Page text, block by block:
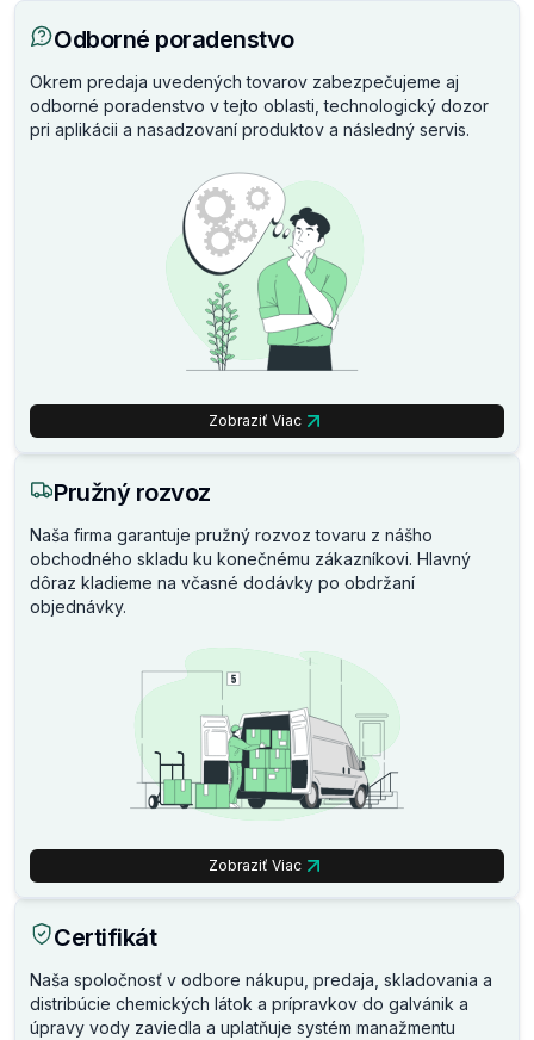
Odborné poradenstvo
Okrem predaja uvedených tovarov zabezpečujeme aj
odborné poradenstvo v tejto oblasti, technologický dozor
pri aplikácii a nasadzovaní produktov a následný servis.
Zobraziť Viac
Pružný rozvoz
Naša firma garantuje pružný rozvoz tovaru z nášho
obchodného skladu ku konečnému zákazníkovi. Hlavný
dôraz kladieme na včasné dodávky po obdržaní
objednávky.
Zobraziť Viac
Certifikát
Naša spoločnosť v odbore nákupu, predaja, skladovania a
distribúcie chemických látok a prípravkov do galvánik a
úpravy vody zaviedla a uplatňuje systém manažmentu